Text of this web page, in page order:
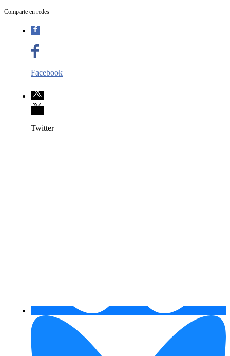
Comparte en redes
Facebook
Twitter